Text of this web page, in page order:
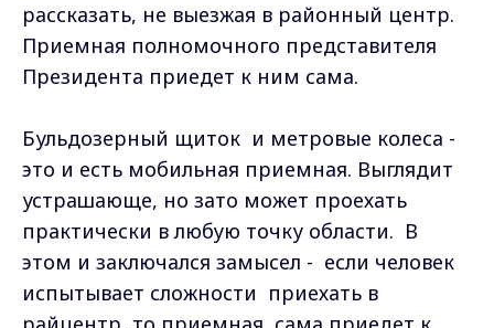
рассказать, не выезжая в районный центр.
Приемная полномочного представителя
Президента приедет к ним сама.
Бульдозерный щиток и метровые колеса -
это и есть мобильная приемная. Выглядит
устрашающе, но зато может проехать
практически в любую точку области. В
этом и заключался замысел - если человек
испытывает сложности приехать в